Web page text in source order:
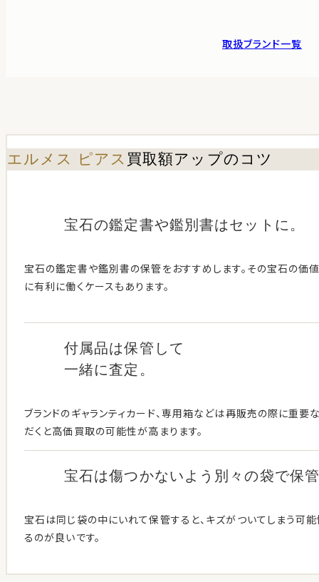
取扱ブランド一覧
エルメス ピアス 買取額アップのコツ
宝石の鑑定書や鑑別書はセットに。
宝石の鑑定書や鑑別書の保管をおすすめします。その宝石の価
に有利に働くケースもあります。
付属品は保管して
一緒に査定。
ブランドのギャランティカード、専用箱などは再販売の際に重要
だくと高価買取の可能性が高まります。
宝石は傷つかないよう別々の袋で保
宝石は同じ袋の中にいれて保管すると、キズがついてしまう可
るのが良いです。